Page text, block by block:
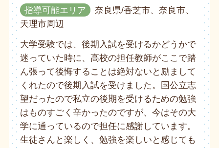
指導可能エリア
奈良県/香芝市、奈良市、
天理市周辺
大学受験では、後期入試を受けるかどうかで
迷っていた時に、高校の担任教師がここで踏
ん張って後悔することは絶対ないと励まして
くれたので後期入試を受けました。国公立志
望だったので私立の後期を受けるための勉強
はものすごく辛かったのですが、今はその大
学に通っているので担任に感謝しています。
生徒さんと楽しく、勉強を楽しいと感じても